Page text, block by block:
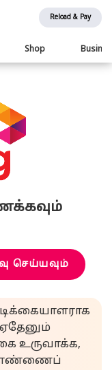
Reload & Pay
Shop
செய்யவும்
உருவாக்க,
எண்ணைப்